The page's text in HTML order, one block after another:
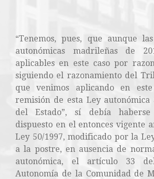
“Tenemos, pues, que aunque
autonómicas madrileñas de
aplicables en este caso por
siguiendo el razonamiento del
que venimos aplicando en
remisión de esta Ley autonómica
del Estado”, sí debía
dispuesto en el entonces vigente
Ley 50/1997, modificado por la
a la postre, en ausencia de
autonómica, el artículo 33
Autonomía de la Comunidad de